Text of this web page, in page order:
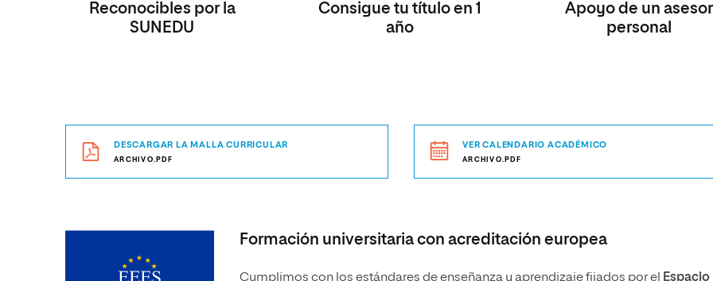
Reconocibles por la
SUNEDU
Consigue tu título en 1
año
Apoyo de un asesor
personal
DESCARGAR LA MALLA CURRICULAR
ARCHIVO.PDF
VER CALENDARIO ACADÉMICO
ARCHIVO.PDF
Formación universitaria con acreditación europea
Cumplimos con los estándares de enseñanza y aprendizaje fijados por el
Espacio